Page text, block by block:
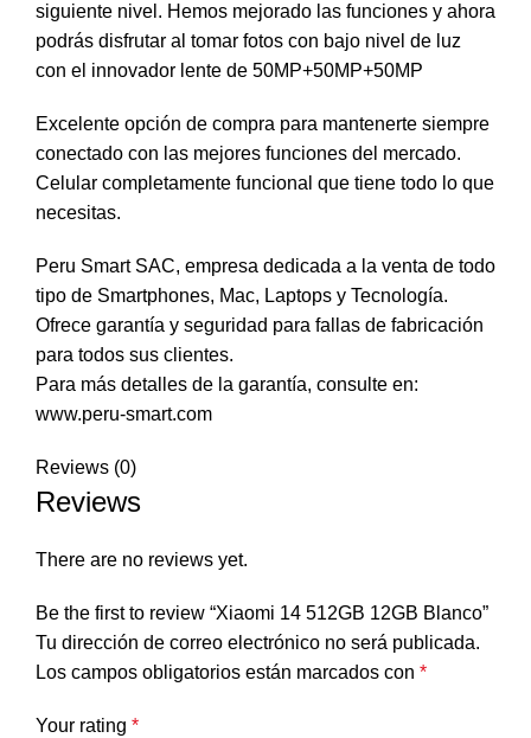
siguiente nivel. Hemos mejorado las funciones y ahora
podrás disfrutar al tomar fotos con bajo nivel de luz
con el innovador lente de 50MP+50MP+50MP
Excelente opción de compra para mantenerte siempre
conectado con las mejores funciones del mercado.
Celular completamente funcional que tiene todo lo que
necesitas.
Peru Smart SAC, empresa dedicada a la venta de todo
tipo de Smartphones, Mac, Laptops y Tecnología.
Ofrece garantía y seguridad para fallas de fabricación
para todos sus clientes.
Para más detalles de la garantía, consulte en:
www.peru-smart.com
Reviews (0)
Reviews
There are no reviews yet.
Be the first to review “Xiaomi 14 512GB 12GB Blanco”
Tu dirección de correo electrónico no será publicada.
Los campos obligatorios están marcados con *
Your rating *